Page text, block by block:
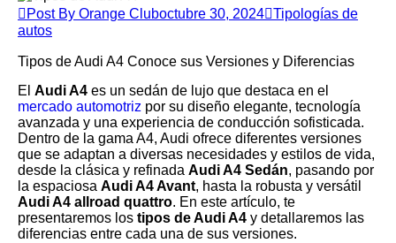
Post By Orange Cluboctubre 30, 2024 Tipologías de
autos
Tipos de Audi A4 Conoce sus Versiones y Diferencias
El Audi A4 es un sedán de lujo que destaca en el
mercado automotriz por su diseño elegante, tecnología
avanzada y una experiencia de conducción sofisticada.
Dentro de la gama A4, Audi ofrece diferentes versiones
que se adaptan a diversas necesidades y estilos de vida,
desde la clásica y refinada Audi A4 Sedán, pasando por
la espaciosa Audi A4 Avant, hasta la robusta y versátil
Audi A4 allroad quattro. En este artículo, te
presentaremos los tipos de Audi A4 y detallaremos las
diferencias entre cada una de sus versiones.